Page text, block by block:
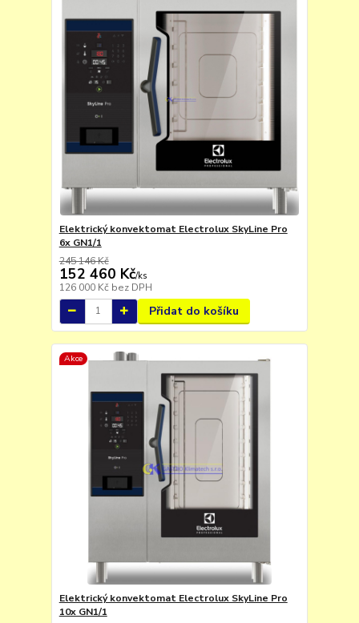
Elektrický konvektomat Electrolux SkyLine Pro
6x GN1/1
245 146 Kč
152 460 Kč/ks
126 000 Kč bez DPH
Přidat do košíku
Akce
Elektrický konvektomat Electrolux SkyLine Pro
10x GN1/1